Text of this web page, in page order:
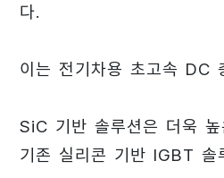
다.
이는 전기차용 초고속 DC
SiC 기반 솔루션은 더욱
기존 실리콘 기반 IGBT